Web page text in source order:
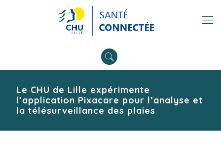
Le CHU de Lille expérimente
l’application Pixacare pour l’analyse et
la télésurveillance des plaies